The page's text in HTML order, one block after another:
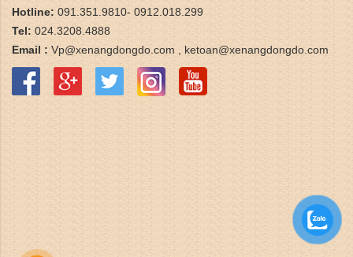
Hotline: 091.351.9810- 0912.018.299
Tel: 024.3208.4888
Email : Vp@xenangdongdo.com , ketoan@xenangdongdo.com